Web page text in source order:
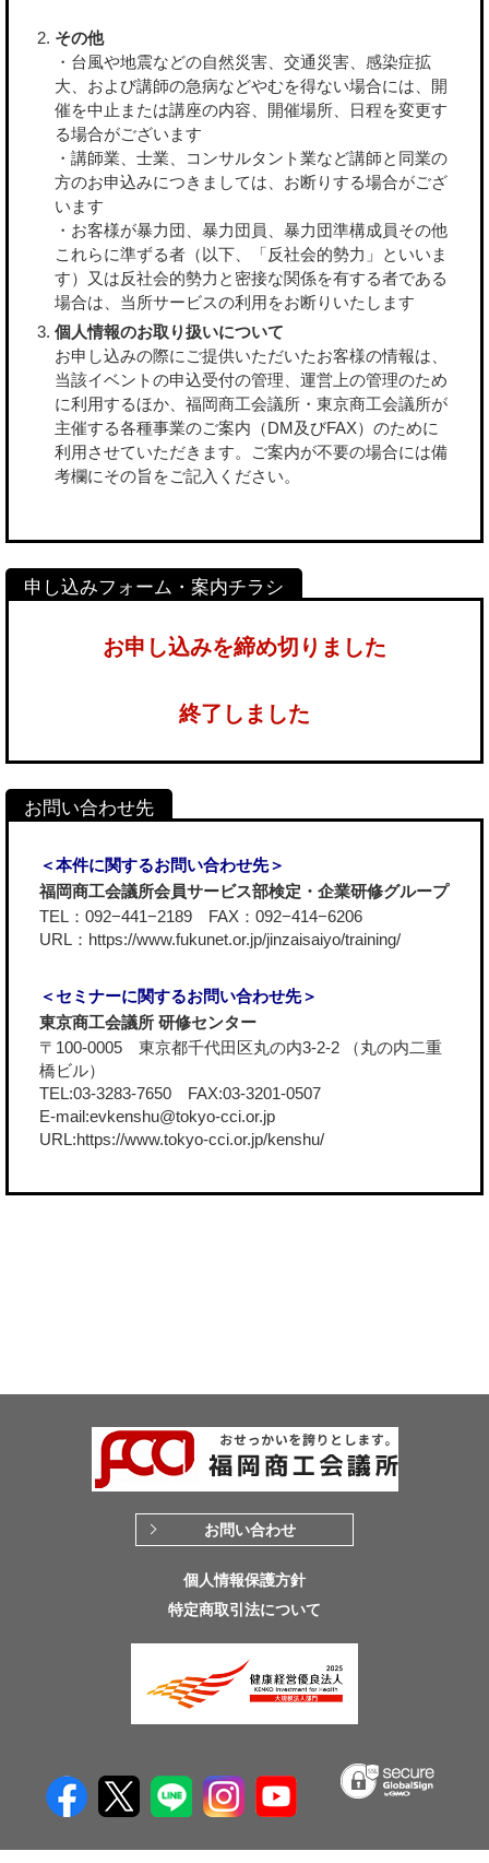
その他
・台風や地震などの自然災害、交通災害、感染症拡
大、および講師の急病などやむを得ない場合には、開
催を中止または講座の内容、開催場所、日程を変更す
る場合がございます
・講師業、士業、コンサルタント業など講師と同業の
方のお申込みにつきましては、お断りする場合がござ
います
・お客様が暴力団、暴力団員、暴力団準構成員その他
これらに準ずる者（以下、「反社会的勢力」といいま
す）又は反社会的勢力と密接な関係を有する者である
場合は、当所サービスの利用をお断りいたします
個人情報のお取り扱いについて
お申し込みの際にご提供いただいたお客様の情報は、
当該イベントの申込受付の管理、運営上の管理のため
に利用するほか、福岡商工会議所・東京商工会議所が
主催する各種事業のご案内（DM及びFAX）のために
利用させていただきます。ご案内が不要の場合には備
考欄にその旨をご記入ください。
お申し込みを締め切りました
終了しました
＜本件に関するお問い合わせ先＞
福岡商工会議所会員サービス部検定・企業研修グループ
TEL：092−441−2189 FAX：092−414−6206
URL： https://www.fukunet.or.jp/jinzaisaiyo/training/
＜セミナーに関するお問い合わせ先＞
東京商工会議所 研修センター
〒100-0005 東京都千代田区丸の内3-2-2 （丸の内二重
橋ビル）
TEL:03-3283-7650 FAX:03-3201-0507
E-mail:evkenshu@tokyo-cci.or.jp
URL:https://www.tokyo-cci.or.jp/kenshu/
お問い合わせ
個人情報保護方針
特定商取引法について